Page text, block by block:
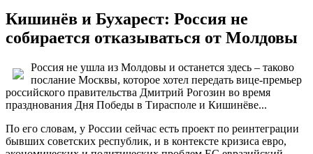
Кишинёв и Бухарест: Россия не
собирается отказываться от Молдовы
Россия не ушла из Молдовы и останется здесь – таково
послание Москвы, которое хотел передать вице-премьер
российского правительства Дмитрий Рогозин во время
празднования Дня Победы в Тирасполе и Кишинёве...
По его словам, у России сейчас есть проект по реинтеграции
бывших советских республик, и в контексте кризиса евро,